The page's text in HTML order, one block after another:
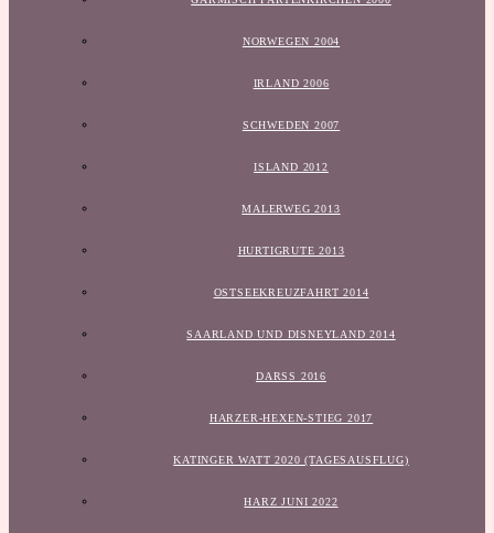
NORWEGEN 2004
IRLAND 2006
SCHWEDEN 2007
ISLAND 2012
MALERWEG 2013
HURTIGRUTE 2013
OSTSEEKREUZFAHRT 2014
SAARLAND UND DISNEYLAND 2014
DARSS 2016
HARZER-HEXEN-STIEG 2017
KATINGER WATT 2020 (TAGESAUSFLUG)
HARZ JUNI 2022